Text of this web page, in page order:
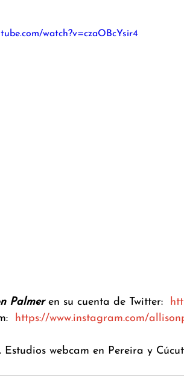
watch?v=czaOBcYsir4
Palmer en su cuenta de Twitter:
https://www.instagram.com/
Estudios webcam en Pereira y